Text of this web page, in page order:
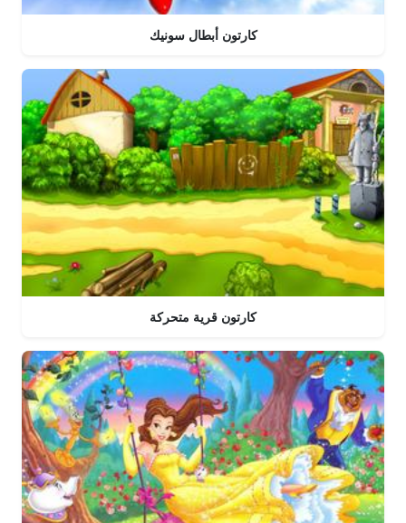
كارتون أبطال سونيك
كارتون قرية متحركة